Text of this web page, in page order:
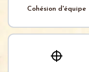
Cohésion d'équipe